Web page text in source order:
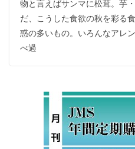
物と言えばサンマに松茸。芋
だ、こうした食欲の秋を彩る
惑の多いもの。いろんなアレ
べ過